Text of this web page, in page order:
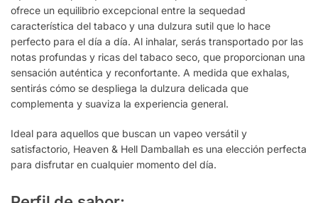
ofrece un equilibrio excepcional entre la sequedad
característica del tabaco y una dulzura sutil que lo hace
perfecto para el día a día. Al inhalar, serás transportado por las
notas profundas y ricas del tabaco seco, que proporcionan una
sensación auténtica y reconfortante. A medida que exhalas,
sentirás cómo se despliega la dulzura delicada que
complementa y suaviza la experiencia general.
Ideal para aquellos que buscan un vapeo versátil y
satisfactorio, Heaven & Hell Damballah es una elección perfecta
para disfrutar en cualquier momento del día.